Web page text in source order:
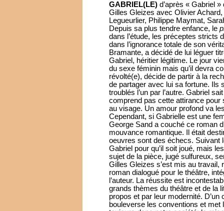
GABRIEL(LE) d’après « Gabriel
Gilles Gleizes avec Olivier
Legueurlier, Philippe Maymat,
Depuis sa plus tendre enfance, le
dans l’étude, les préceptes stricts
dans l’ignorance totale de son
Bramante, a décidé de lui léguer
Gabriel, héritier légitime. Le jour
du sexe féminin mais qu’il devra
révolté(e), décide de partir à la
de partager avec lui sa fortune. Ils
troublés l’un par l’autre. Gabriel
comprend pas cette attirance
au visage. Un amour profond va
Cependant, si Gabrielle est une
George Sand a couché ce roman
mouvance romantique. Il était
oeuvres sont des échecs. Suivant
Gabriel pour qu’il soit joué, mais
sujet de la pièce, jugé sulfureux,
Gilles Gleizes s’est mis au travail,
roman dialogué pour le théâtre,
l’auteur. La réussite est
grands thèmes du théâtre et de la
propos et par leur modernité.
bouleverse les conventions et